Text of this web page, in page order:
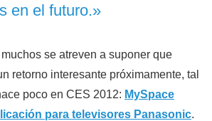
en el futuro.»
se atreven a suponer que
retorno interesante próximamente, tal
poco en CES 2012: MySpace
para televisores Panasonic.